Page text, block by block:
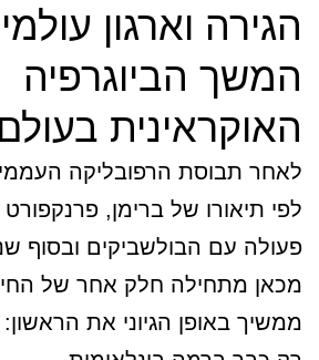
המשך הביוגרפיה
האוקראינית בעולם
לאחר תבוסת הרפובליקה
לפי תיאורו של ברימן,
מכאן מתחילה חלק אחר של
ממשיך באופן הגיוני את